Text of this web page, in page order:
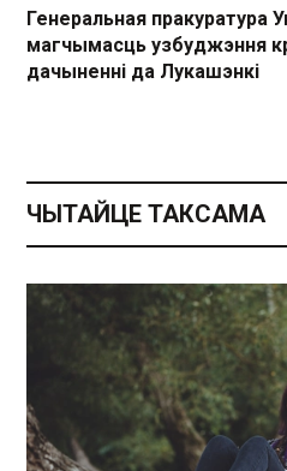
Генеральная пракуратура
магчымасць узбуджэння
дачыненні да Лукашэнкі
ЧЫТАЙЦЕ ТАКСАМА